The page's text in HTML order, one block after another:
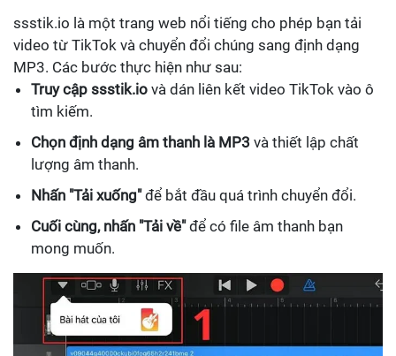
ssstik.io là một trang web nổi tiếng cho phép bạn tải
video từ TikTok và chuyển đổi chúng sang định dạng
MP3. Các bước thực hiện như sau:
Truy cập ssstik.io và dán liên kết video TikTok vào ô
tìm kiếm.
Chọn định dạng âm thanh là MP3 và thiết lập chất
lượng âm thanh.
Nhấn "Tải xuống"để bắt đầu quá trình chuyển đổi.
Cuối cùng, nhấn "Tải về"để có file âm thanh bạn
mong muốn.